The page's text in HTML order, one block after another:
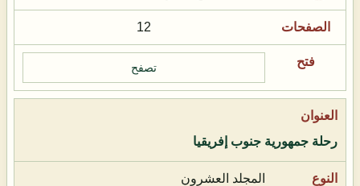
12
تصفح
رحلة جمهورية جنوب إفريقيا
المجلد العشرون